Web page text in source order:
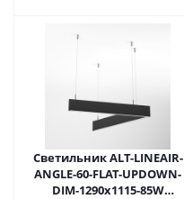
Светильник ALT-LINEAIR-
ANGLE-60-FLAT-UPDOWN-
DIM-1290x1115-85W